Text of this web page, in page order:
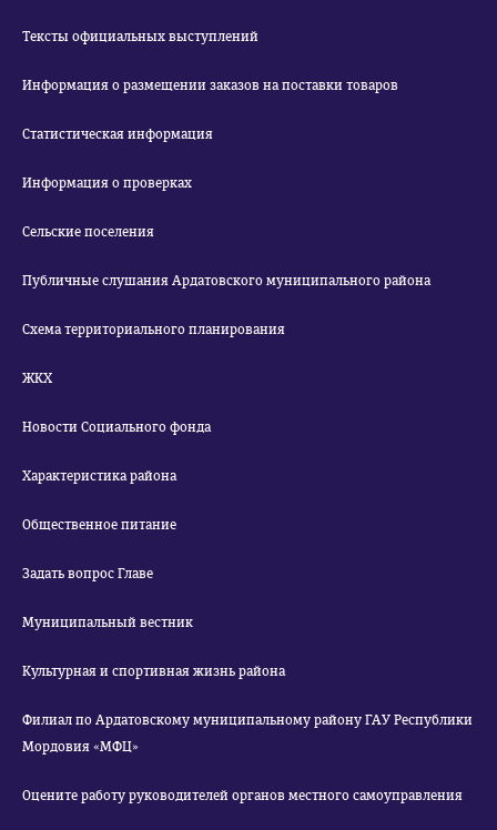
Тексты официальных выступлений
Информация о размещении заказов на поставки товаров
Статистическая информация
Информация о проверках
Сельские поселения
Публичные слушания Ардатовского муниципального района
Схема территориального планирования
ЖКХ
Новости Социального фонда
Характеристика района
Общественное питание
Задать вопрос Главе
Муниципальный вестник
Культурная и спортивная жизнь района
Филиал по Ардатовскому муниципальному району ГАУ Республики
Мордовия «МФЦ»
Оцените работу руководителей органов местного самоуправления